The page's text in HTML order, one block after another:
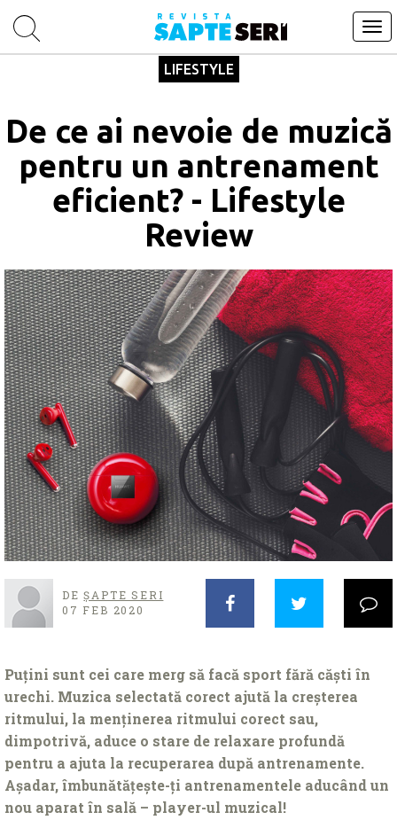
LIFESTYLE
De ce ai nevoie de muzică
pentru un antrenament
eficient? - Lifestyle
Review
DEȘAPTE SERI
07 FEB 2020
Puțini sunt cei care merg să facă sport fără căști în
urechi. Muzica selectată corect ajută la creșterea
ritmului, la menținerea ritmului corect sau,
dimpotrivă, aduce o stare de relaxare profundă
pentru a ajuta la recuperarea după antrenamente.
Așadar, îmbunătățește-ți antrenamentele aducând un
nou aparat în sală – player-ul muzical!